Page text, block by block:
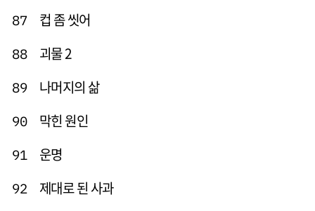
87 컵 좀 씻어
88 괴물 2
89 나머지의 삶
90 막힌 원인
91 운명
92 제대로 된 사과